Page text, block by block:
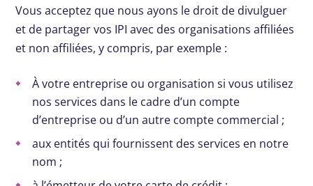
Vous acceptez que nous ayons le droit de divulguer
et de partager vos IPI avec des organisations affiliées
et non affiliées, y compris, par exemple :
À votre entreprise ou organisation si vous utilisez
nos services dans le cadre d’un compte
d’entreprise ou d’un autre compte commercial ;
aux entités qui fournissent des services en notre
nom ;